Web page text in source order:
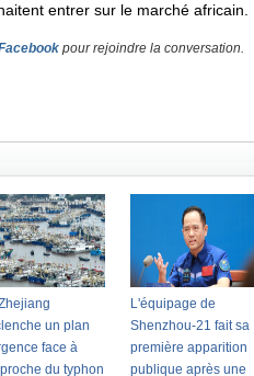
entrer sur le marché africain.
pour rejoindre la conversation.